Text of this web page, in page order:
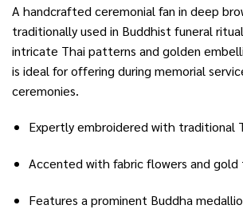
A handcrafted ceremonial fan in deep
traditionally used in Buddhist funeral
intricate Thai patterns and golden
is ideal for offering during memorial
ceremonies.
Expertly embroidered with traditional
Accented with fabric flowers and gold
Features a prominent Buddha